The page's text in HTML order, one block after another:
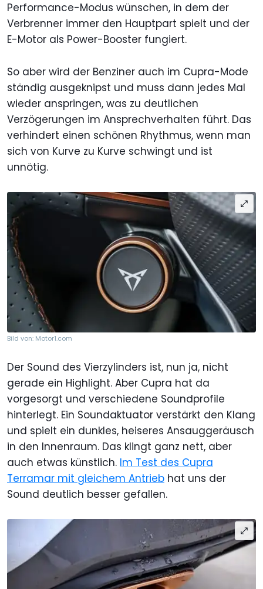
Performance-Modus wünschen, in dem der
Verbrenner immer den Hauptpart spielt und der
E-Motor als Power-Booster fungiert.
So aber wird der Benziner auch im Cupra-Mode
ständig ausgeknipst und muss dann jedes Mal
wieder anspringen, was zu deutlichen
Verzögerungen im Ansprechverhalten führt. Das
verhindert einen schönen Rhythmus, wenn man
sich von Kurve zu Kurve schwingt und ist
unnötig.
Bild von: Motor1.com
Der Sound des Vierzylinders ist, nun ja, nicht
gerade ein Highlight. Aber Cupra hat da
vorgesorgt und verschiedene Soundprofile
hinterlegt. Ein Soundaktuator verstärkt den Klang
und spielt ein dunkles, heiseres Ansauggeräusch
in den Innenraum. Das klingt ganz nett, aber
auch etwas künstlich. Im Test des Cupra
Terramar mit gleichem Antrieb hat uns der
Sound deutlich besser gefallen.